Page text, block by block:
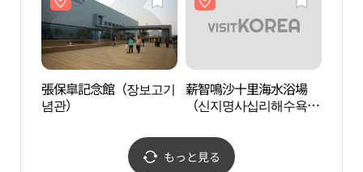
張保皐記念館（장보고기
념관）
薪智鳴沙十里海水浴場
（신지명사십리해수욕
もっと見る